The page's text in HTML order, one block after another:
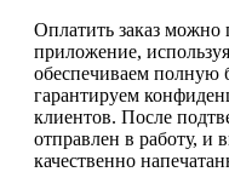
Оплатить заказ можно
приложение,
обеспечиваем полную
гарантируем
клиентов. После
отправлен в работу, и
качественно